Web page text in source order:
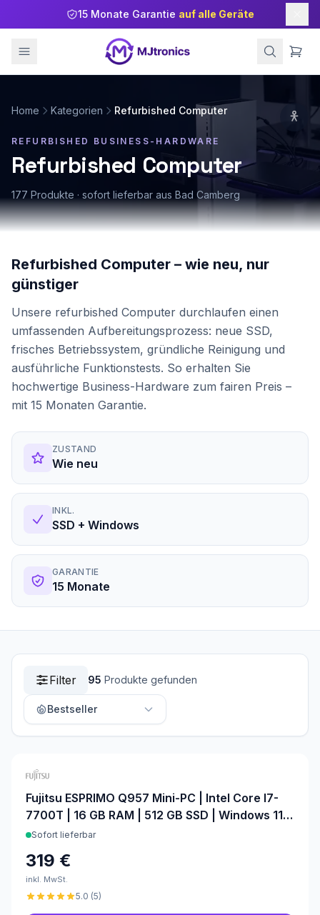
15 Monate Garantie auf alle Geräte
Home Kategorien Refurbished Computer
REFURBISHED BUSINESS-HARDWARE
Refurbished Computer
177 Produkte · sofort lieferbar aus Bad Camberg
Refurbished Computer – wie neu, nur
günstiger
Unsere refurbished Computer durchlaufen einen
umfassenden Aufbereitungsprozess: neue SSD,
frisches Betriebssystem, gründliche Reinigung und
ausführliche Funktionstests. So erhalten Sie
hochwertige Business-Hardware zum fairen Preis –
mit 15 Monaten Garantie.
ZUSTAND
Wie neu
INKL.
SSD + Windows
GARANTIE
15 Monate
Filter 95 Produkte gefunden
Bestseller
Preis: Hoch →
Niedrig
Name A → Z
Name Z → A
Fujitsu ESPRIMO Q957 Mini-PC | Intel Core I7-
7700T | 16 GB RAM | 512 GB SSD | Windows 11
Pro | Office 2024
Sofort lieferbar
319 €
inkl. MwSt.
5.0 (5)